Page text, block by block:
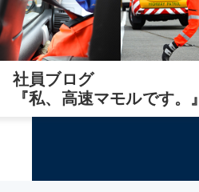
社員ブログ
『私、高速マモルです。』